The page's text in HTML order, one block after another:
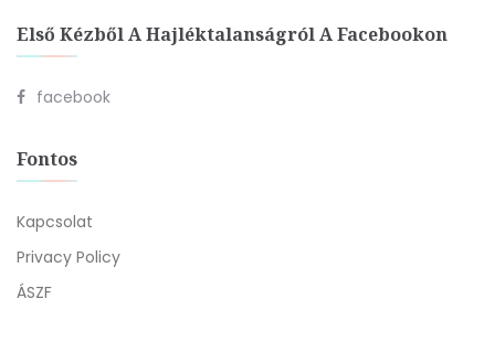
Első Kézből A Hajléktalanságról A Facebookon
facebook
Fontos
Kapcsolat
Privacy Policy
ÁSZF